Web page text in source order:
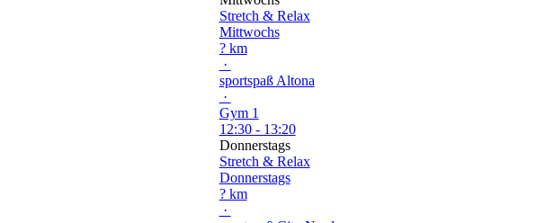
Stretch & Relax
Mittwochs
? km
·
sportspaß Altona
·
Gym 1
12:30 - 13:20
Donnerstags
Stretch & Relax
Donnerstags
? km
·